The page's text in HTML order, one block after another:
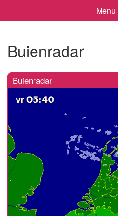
Menu
Buienradar
Buienradar